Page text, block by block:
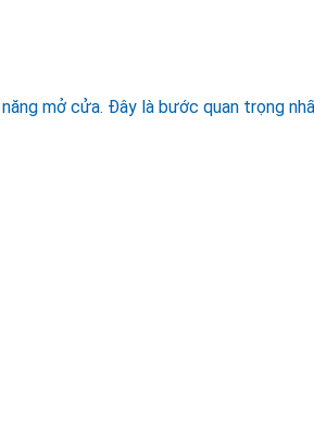
mở cửa. Đây là bước quan trọng